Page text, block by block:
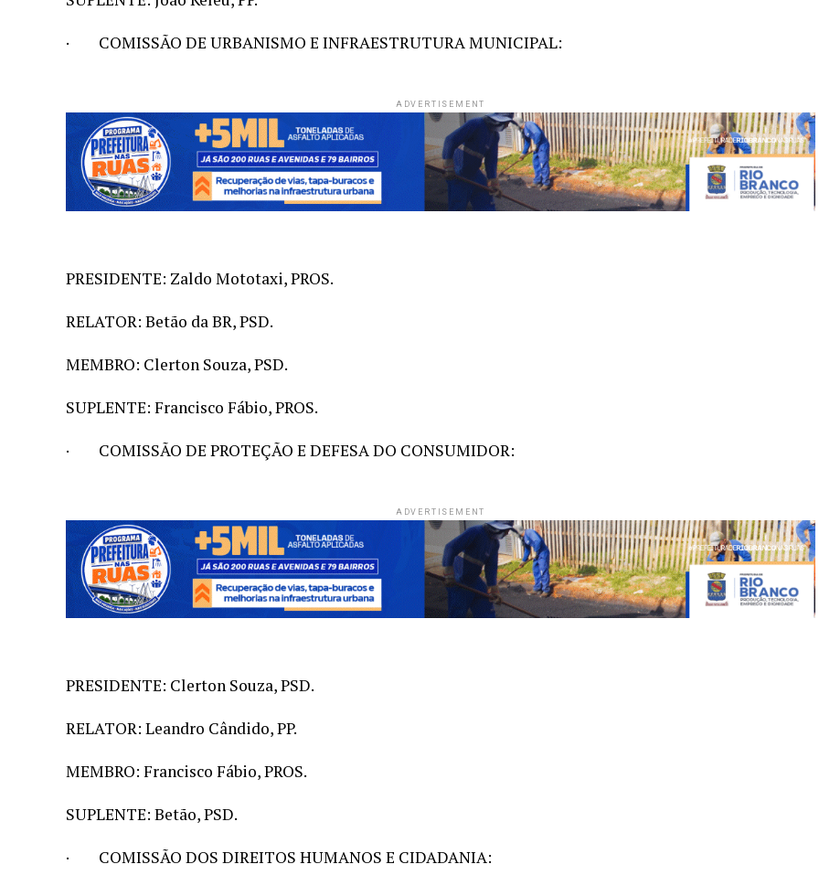
· COMISSÃO DE URBANISMO E INFRAESTRUTURA MUNICIPAL:
ADVERTISEMENT
PRESIDENTE: Zaldo Mototaxi, PROS.
RELATOR: Betão da BR, PSD.
MEMBRO: Clerton Souza, PSD.
SUPLENTE: Francisco Fábio, PROS.
· COMISSÃO DE PROTEÇÃO E DEFESA DO CONSUMIDOR:
ADVERTISEMENT
PRESIDENTE: Clerton Souza, PSD.
RELATOR: Leandro Cândido, PP.
MEMBRO: Francisco Fábio, PROS.
SUPLENTE: Betão, PSD.
· COMISSÃO DOS DIREITOS HUMANOS E CIDADANIA: